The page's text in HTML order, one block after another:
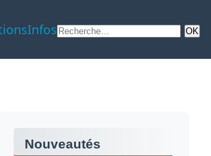
Infos
Nouveautés